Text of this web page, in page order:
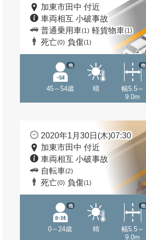
加東市田中 付近
車両相互 小破事故
普通乗用車(1) 軽貨物車(1)
死亡(0) 負傷(1)
45～54歳
他
晴
幅5.5～
9.0m
他
2020年1月30日(木)07:30
加東市田中 付近
車両相互 小破事故
自転車(2)
死亡(0) 負傷(1)
0～24歳
他
晴
幅5.5～
9.0m
他